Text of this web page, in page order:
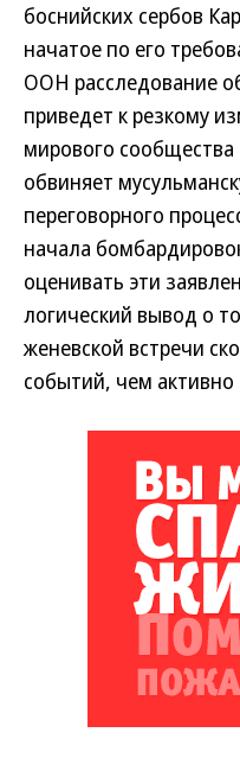
боснийских сербов
начатое по его
ООН расследование
приведет к резкому
мирового
обвиняет
переговорного
начала
оценивать эти
логический вывод о
женевской встречи
событий, чем активно